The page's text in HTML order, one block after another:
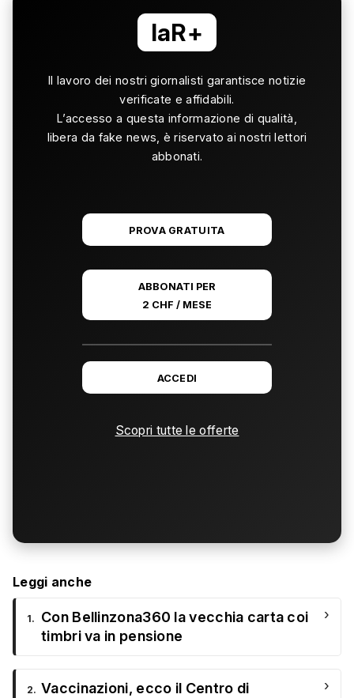
laR+
Il lavoro dei nostri giornalisti garantisce notizie
verificate e affidabili.
L’accesso a questa informazione di qualità,
libera da fake news, è riservato ai nostri lettori
abbonati.
PROVA GRATUITA
ABBONATI PER
2 CHF / MESE
ACCEDI
Scopri tutte le offerte
Leggi anche
1.
Con Bellinzona360 la vecchia carta coi
timbri va in pensione
›
2. Vaccinazioni, ecco il Centro di
›